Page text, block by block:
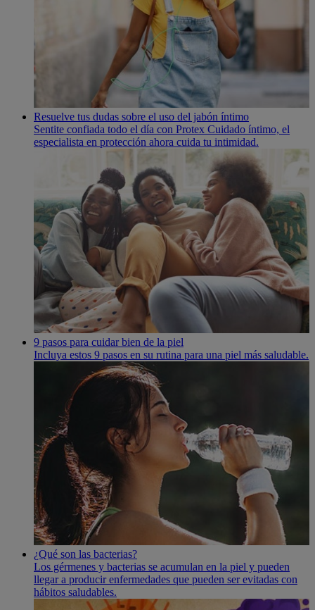
Resuelve tus dudas sobre el uso del jabón í­ntimo
Sentite confiada todo el dí­a con Protex Cuidado íntimo, el
especialista en protección ahora cuida tu intimidad.
9 pasos para cuidar bien de la piel
Incluya estos 9 pasos en su rutina para una piel más saludable.
¿Qué son las bacterias?
Los gérmenes y bacterias se acumulan en la piel y pueden
llegar a producir enfermedades que pueden ser evitadas con
hábitos saludables.